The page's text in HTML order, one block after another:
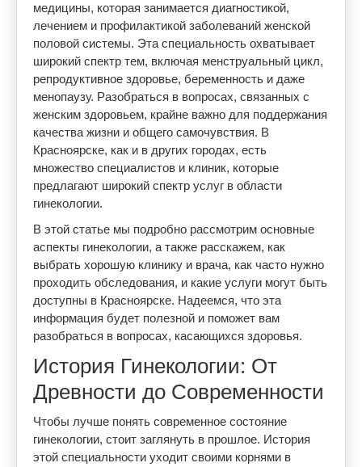
медицины, которая занимается диагностикой,
лечением и профилактикой заболеваний женской
половой системы. Эта специальность охватывает
широкий спектр тем, включая менструальный цикл,
репродуктивное здоровье, беременность и даже
менопаузу. Разобраться в вопросах, связанных с
женским здоровьем, крайне важно для поддержания
качества жизни и общего самочувствия. В
Красноярске, как и в других городах, есть
множество специалистов и клиник, которые
предлагают широкий спектр услуг в области
гинекологии.
В этой статье мы подробно рассмотрим основные
аспекты гинекологии, а также расскажем, как
выбрать хорошую клинику и врача, как часто нужно
проходить обследования, и какие услуги могут быть
доступны в Красноярске. Надеемся, что эта
информация будет полезной и поможет вам
разобраться в вопросах, касающихся здоровья.
История Гинекологии: От
Древности до Современности
Чтобы лучше понять современное состояние
гинекологии, стоит заглянуть в прошлое. История
этой специальности уходит своими корнями в